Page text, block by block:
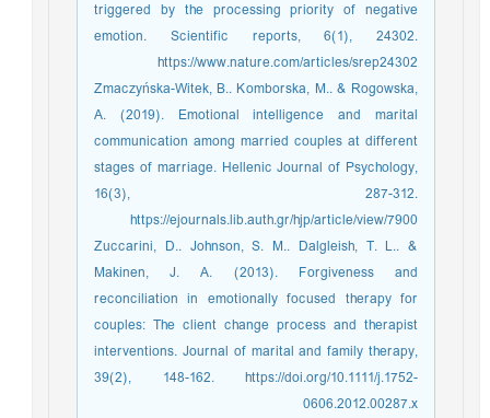
triggered by the processing priority of negative
emotion. Scientific reports, 6(1), 24302.
https://www.nature.com/articles/srep24302
Zmaczyńska-Witek, B.. Komborska, M.. & Rogowska,
A. (2019). Emotional intelligence and marital
communication among married couples at different
stages of marriage. Hellenic Journal of Psychology,
16(3), 287-312.
https://ejournals.lib.auth.gr/hjp/article/view/7900
Zuccarini, D.. Johnson, S. M.. Dalgleish, T. L.. &
Makinen, J. A. (2013). Forgiveness and
reconciliation in emotionally focused therapy for
couples: The client change process and therapist
interventions. Journal of marital and family therapy,
39(2), 148-162. https://doi.org/10.1111/j.1752-
0606.2012.00287.x